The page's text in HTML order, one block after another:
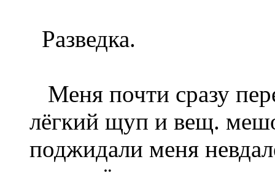
Разведка.
Меня почти сразу
лёгкий щуп и вещ.
поджидали меня